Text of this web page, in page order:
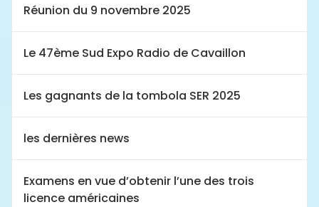
Réunion du 9 novembre 2025
Le 47ème Sud Expo Radio de Cavaillon
Les gagnants de la tombola SER 2025
les dernières news
Examens en vue d’obtenir l’une des trois
licence américaines